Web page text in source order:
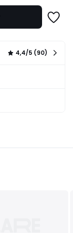
liste
4,4/5 (90)